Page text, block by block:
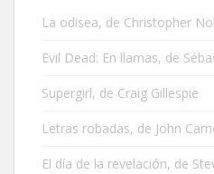
La odisea, de Christopher
Evil Dead: En llamas, de
Supergirl, de Craig Gillespie
Letras robadas, de John
El día de la revelación, de